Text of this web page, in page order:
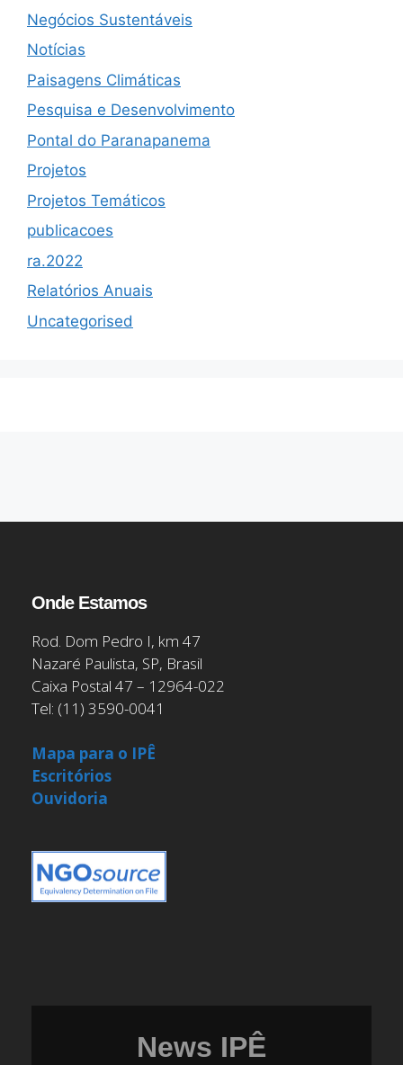
Negócios Sustentáveis
Notícias
Paisagens Climáticas
Pesquisa e Desenvolvimento
Pontal do Paranapanema
Projetos
Projetos Temáticos
publicacoes
ra.2022
Relatórios Anuais
Uncategorised
Onde Estamos
Rod. Dom Pedro I, km 47
Nazaré Paulista, SP, Brasil
Caixa Postal 47 – 12964-022
Tel: (11) 3590-0041
Mapa para o IPÊ
Escritórios
Ouvidoria
News IPÊ